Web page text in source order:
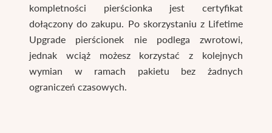
kompletności pierścionka jest certyfikat
dołączony do zakupu. Po skorzystaniu z Lifetime
Upgrade pierścionek nie podlega zwrotowi,
jednak wciąż możesz korzystać z kolejnych
wymian w ramach pakietu bez żadnych
ograniczeń czasowych.